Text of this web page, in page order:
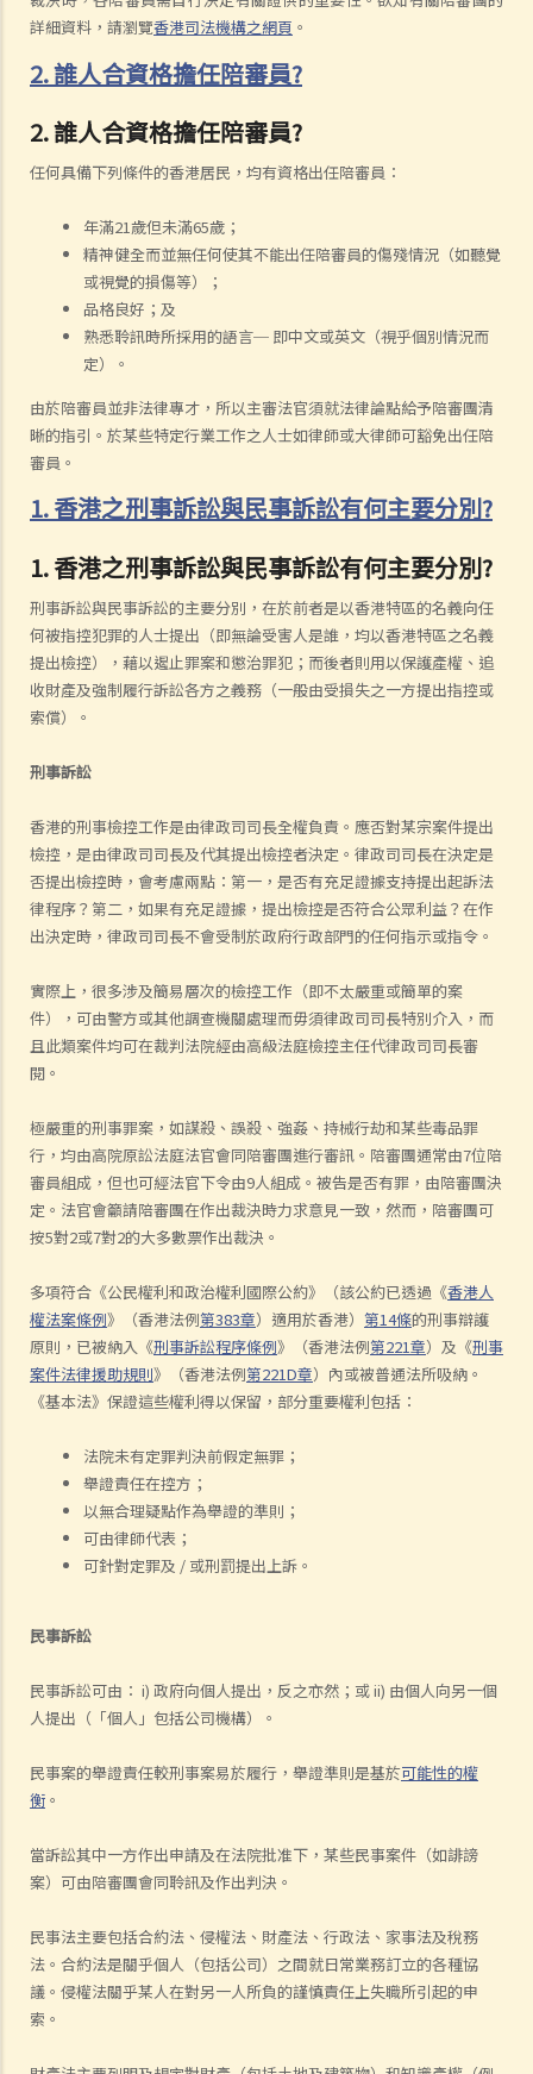
詳細資料，請瀏覽香港司法機構之網頁 。
2. 誰人合資格擔任陪審員?
2. 誰人合資格擔任陪審員?
任何具備下列條件的香港居民，均有資格出任陪審員：
年滿21歲但未滿65歲；
精神健全而並無任何使其不能出任陪審員的傷殘情況（如聽覺
或視覺的損傷等）；
品格良好；及
熟悉聆訊時所採用的語言─ 即中文或英文（視乎個別情況而
定）。
由於陪審員並非法律專才，所以主審法官須就法律論點給予陪審團清
晰的指引。於某些特定行業工作之人士如律師或大律師可豁免出任陪
審員。
1. 香港之刑事訴訟與民事訴訟有何主要分別?
1. 香港之刑事訴訟與民事訴訟有何主要分別?
刑事訴訟與民事訴訟的主要分別，在於前者是以香港特區的名義向任
何被指控犯罪的人士提出（即無論受害人是誰，均以香港特區之名義
提出檢控），藉以遏止罪案和懲治罪犯；而後者則用以保護產權、追
收財產及強制履行訴訟各方之義務（一般由受損失之一方提出指控或
索償）。
刑事訴訟
香港的刑事檢控工作是由律政司司長全權負責。應否對某宗案件提出
檢控，是由律政司司長及代其提出檢控者決定。律政司司長在決定是
否提出檢控時，會考慮兩點：第一，是否有充足證據支持提出起訴法
律程序？第二，如果有充足證據，提出檢控是否符合公眾利益？在作
出決定時，律政司司長不會受制於政府行政部門的任何指示或指令。
實際上，很多涉及簡易層次的檢控工作（即不太嚴重或簡單的案
件），可由警方或其他調查機關處理而毋須律政司司長特別介入，而
且此類案件均可在裁判法院經由高級法庭檢控主任代律政司司長審
閱。
極嚴重的刑事罪案，如謀殺、誤殺、強姦、持械行劫和某些毒品罪
行，均由高院原訟法庭法官會同陪審團進行審訊。陪審團通常由7位陪
審員組成，但也可經法官下令由9人組成。被告是否有罪，由陪審團決
定。法官會籲請陪審團在作出裁決時力求意見一致，然而，陪審團可
按5對2或7對2的大多數票作出裁決。
多項符合《公民權利和政治權利國際公約》（該公約已透過《香港人
權法案條例》（香港法例第383章）適用於香港） 第14條的刑事辯護
原則，已被納入《刑事訴訟程序條例》（香港法例第221章）及《刑事
案件法律援助規則》（香港法例第221D章）內或被普通法所吸納。
《基本法》保證這些權利得以保留，部分重要權利包括：
法院未有定罪判決前假定無罪；
舉證責任在控方；
以無合理疑點作為舉證的準則；
可由律師代表；
可針對定罪及 / 或刑罰提出上訴。
民事訴訟
民事訴訟可由： i) 政府向個人提出，反之亦然；或 ii) 由個人向另一個
人提出（「個人」包括公司機構）。
民事案的舉證責任較刑事案易於履行，舉證準則是基於可能性的權
衡 。
當訴訟其中一方作出申請及在法院批准下，某些民事案件（如誹謗
案）可由陪審團會同聆訊及作出判決。
民事法主要包括合約法、侵權法、財產法、行政法、家事法及稅務
法。合約法是關乎個人（包括公司）之間就日常業務訂立的各種協
議。侵權法關乎某人在對另一人所負的謹慎責任上失職所引起的申
索。